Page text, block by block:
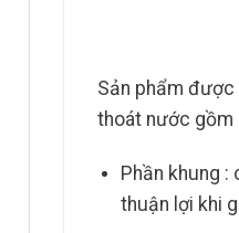
Sản phẩm được
thoát nước gồm
Phần khung
thuận lợi khi